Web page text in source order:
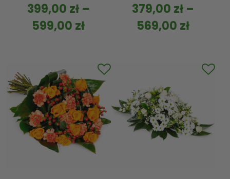
399,00 zł–
599,00 zł
379,00 zł–
569,00 zł